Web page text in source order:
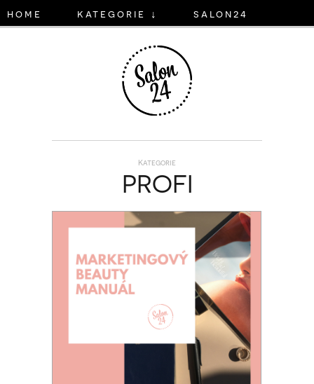
home kategorie ↓ salon24
Kategorie
PROFI